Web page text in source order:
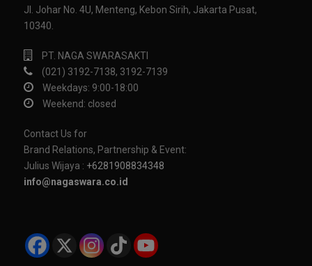
Jl. Johar No. 4U, Menteng, Kebon Sirih, Jakarta Pusat,
10340.
PT. NAGA SWARASAKTI
(021) 3192-7138, 3192-7139
Weekdays: 9:00-18:00
Weekend: closed
Contact Us for
Brand Relations, Partnership & Event:
Julius Wijaya : +6281908834348
info@nagaswara.co.id